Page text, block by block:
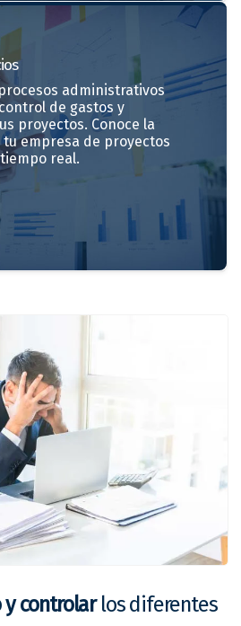
administrativos
de gastos y
proyectos. Conoce la
empresa de proyectos
real.
y controlarlos diferentes